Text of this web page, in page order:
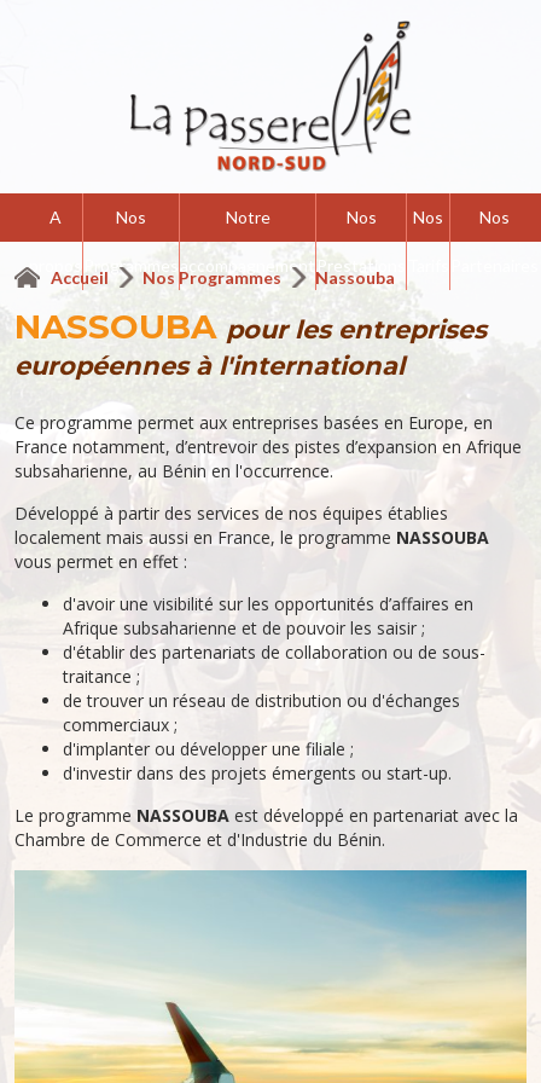
A
propos
Nos
Programmes
Notre
accompagnement
Nos
Prestations
Nos Nos
Accueil Nos Programmes Nassouba
NASSOUBA pour les entreprises
européennes à l'international
Ce programme permet aux entreprises basées en Europe, en
France notamment, d’entrevoir des pistes d’expansion en Afrique
subsaharienne, au Bénin en l'occurrence.
Développé à partir des services de nos équipes établies
localement mais aussi en France, le programme NASSOUBA
vous permet en effet :
d'avoir une visibilité sur les opportunités d’affaires en
Afrique subsaharienne et de pouvoir les saisir ;
d'établir des partenariats de collaboration ou de sous-
traitance ;
de trouver un réseau de distribution ou d'échanges
commerciaux ;
d'implanter ou développer une filiale ;
d'investir dans des projets émergents ou start-up.
Le programme NASSOUBA est développé en partenariat avec la
Chambre de Commerce et d'Industrie du Bénin.